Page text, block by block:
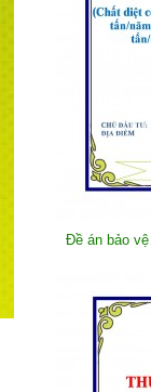
Đề án bảo